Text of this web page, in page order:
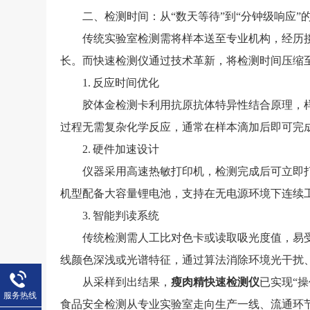
二、检测时间：从“数天等待”到“分钟级响应”
传统实验室检测需将样本送至专业机构，经历
长。而快速检测仪通过技术革新，将检测时间压缩
1. 反应时间优化
胶体金检测卡利用抗原抗体特异性结合原理，
过程无需复杂化学反应，通常在样本滴加后即可完
2. 硬件加速设计
仪器采用高速热敏打印机，检测完成后可立即
机型配备大容量锂电池，支持在无电源环境下连
3. 智能判读系统
传统检测需人工比对色卡或读取吸光度值，易
线颜色深浅或光谱特征，通过算法消除环境光干
从采样到出结果，瘦肉精快速检测仪已实现“
食品安全检测从专业实验室走向生产一线、流通
服务热线